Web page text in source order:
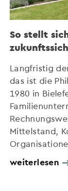
So stellt
Langfristig
das ist die
1980 in
Mittelstand,
weiterlesen